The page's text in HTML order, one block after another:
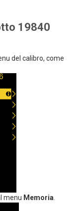
19840
del calibro, come
menu Memoria